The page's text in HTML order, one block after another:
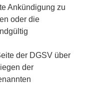
Ankündigung zu
oder die
der DGSV über
der